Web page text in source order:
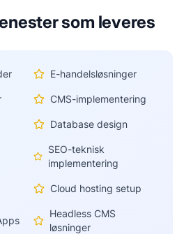
som leveres
E-handelsløsninger
CMS-implementering
Database design
SEO-teknisk
implementering
Cloud hosting setup
Headless CMS
løsninger